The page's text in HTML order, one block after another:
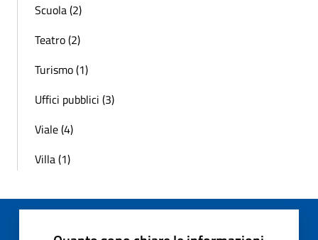
Scuola (2)
Teatro (2)
Turismo (1)
Uffici pubblici (3)
Viale (4)
Villa (1)